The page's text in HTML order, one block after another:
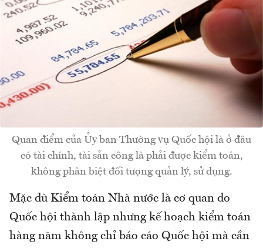
Quan điểm của Ủy ban Thường vụ Quốc hội là ở đâu
có tài chính, tài sản công là phải được kiểm toán,
không phân biệt đối tượng quản lý, sử dụng.
Mặc dù Kiểm toán Nhà nước là cơ quan do
Quốc hội thành lập nhưng kế hoạch kiểm toán
hàng năm không chỉ báo cáo Quốc hội mà cần